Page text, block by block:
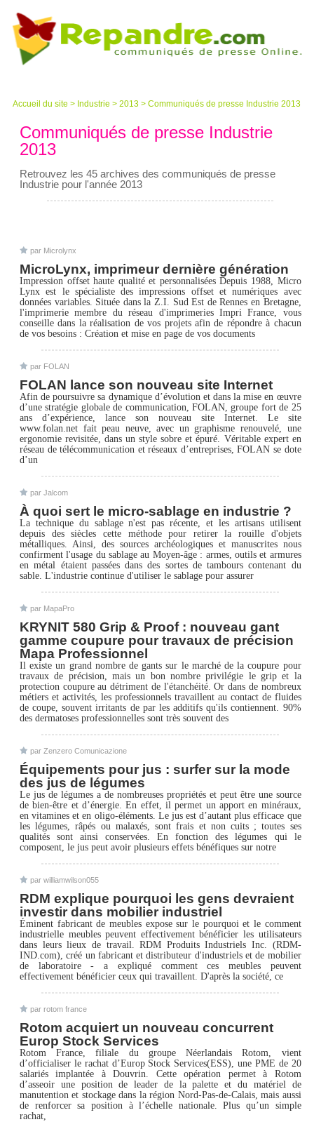
Accueil du site > Industrie > 2013 > Communiqués de presse Industrie 2013
Communiqués de presse Industrie
2013
Retrouvez les 45 archives des communiqués de presse
Industrie pour l'année 2013
par Microlynx
MicroLynx, imprimeur dernière génération
Impression offset haute qualité et personnalisées Depuis 1988, Micro
Lynx est le spécialiste des impressions offset et numériques avec
données variables. Située dans la Z.I. Sud Est de Rennes en Bretagne,
l'imprimerie membre du réseau d'imprimeries Impri France, vous
conseille dans la réalisation de vos projets afin de répondre à chacun
de vos besoins : Création et mise en page de vos documents
par FOLAN
FOLAN lance son nouveau site Internet
Afin de poursuivre sa dynamique d’évolution et dans la mise en œuvre
d’une stratégie globale de communication, FOLAN, groupe fort de 25
ans d’expérience, lance son nouveau site Internet. Le site
www.folan.net fait peau neuve, avec un graphisme renouvelé, une
ergonomie revisitée, dans un style sobre et épuré. Véritable expert en
réseau de télécommunication et réseaux d’entreprises, FOLAN se dote
d’un
par Jalcom
À quoi sert le micro-sablage en industrie ?
La technique du sablage n'est pas récente, et les artisans utilisent
depuis des siècles cette méthode pour retirer la rouille d'objets
métalliques. Ainsi, des sources archéologiques et manuscrites nous
confirment l'usage du sablage au Moyen-âge : armes, outils et armures
en métal étaient passées dans des sortes de tambours contenant du
sable. L'industrie continue d'utiliser le sablage pour assurer
par MapaPro
KRYNIT 580 Grip & Proof : nouveau gant
gamme coupure pour travaux de précision
Mapa Professionnel
Il existe un grand nombre de gants sur le marché de la coupure pour
travaux de précision, mais un bon nombre privilégie le grip et la
protection coupure au détriment de l'étanchéité. Or dans de nombreux
métiers et activités, les professionnels travaillent au contact de fluides
de coupe, souvent irritants de par les additifs qu'ils contiennent. 90%
des dermatoses professionnelles sont très souvent des
par Zenzero Comunicazione
Équipements pour jus : surfer sur la mode
des jus de légumes
Le jus de légumes a de nombreuses propriétés et peut être une source
de bien-être et d’énergie. En effet, il permet un apport en minéraux,
en vitamines et en oligo-éléments. Le jus est d’autant plus efficace que
les légumes, râpés ou malaxés, sont frais et non cuits ; toutes ses
qualités sont ainsi conservées. En fonction des légumes qui le
composent, le jus peut avoir plusieurs effets bénéfiques sur notre
par williamwilson055
RDM explique pourquoi les gens devraient
investir dans mobilier industriel
Éminent fabricant de meubles expose sur le pourquoi et le comment
industrielle meubles peuvent effectivement bénéficier les utilisateurs
dans leurs lieux de travail. RDM Produits Industriels Inc. (RDM-
IND.com), créé un fabricant et distributeur d'industriels et de mobilier
de laboratoire - a expliqué comment ces meubles peuvent
effectivement bénéficier ceux qui travaillent. D'après la société, ce
par rotom france
Rotom acquiert un nouveau concurrent
Europ Stock Services
Rotom France, filiale du groupe Néerlandais Rotom, vient
d’officialiser le rachat d’Europ Stock Services(ESS), une PME de 20
salariés implantée à Douvrin. Cette opération permet à Rotom
d’asseoir une position de leader de la palette et du matériel de
manutention et stockage dans la région Nord-Pas-de-Calais, mais aussi
de renforcer sa position à l’échelle nationale. Plus qu’un simple
rachat,